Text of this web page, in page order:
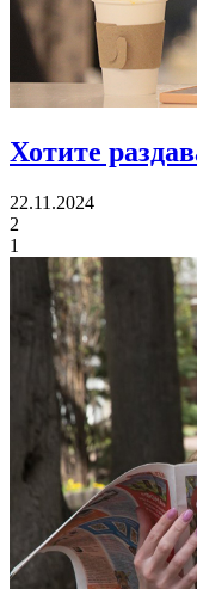
Хотите
22.11.2024
2
1